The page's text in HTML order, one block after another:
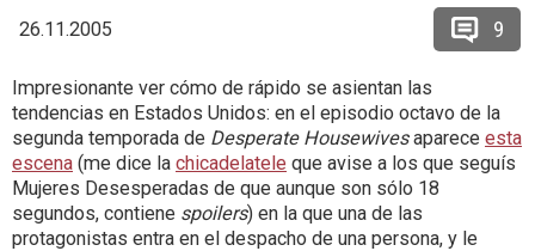
26.11.2005 9
Impresionante ver cómo de rápido se asientan las
tendencias en Estados Unidos: en el episodio octavo de la
segunda temporada de Desperate Housewivesaparece esta
escena (me dice la chicadelatele que avise a los que seguís
Mujeres Desesperadas de que aunque son sólo 18
segundos, contiene spoilers) en la que una de las
protagonistas entra en el despacho de una persona, y le